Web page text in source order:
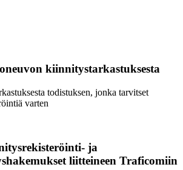
kiinnitystarkastuksesta
todistuksen, jonka tarvitset
varten
ja
liitteineen Traficomiin